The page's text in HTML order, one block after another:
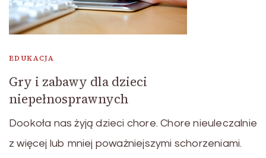
EDUKACJA
Gry i zabawy dla dzieci
niepełnosprawnych
Dookoła nas żyją dzieci chore. Chore nieuleczalnie
z więcej lub mniej poważniejszymi schorzeniami.